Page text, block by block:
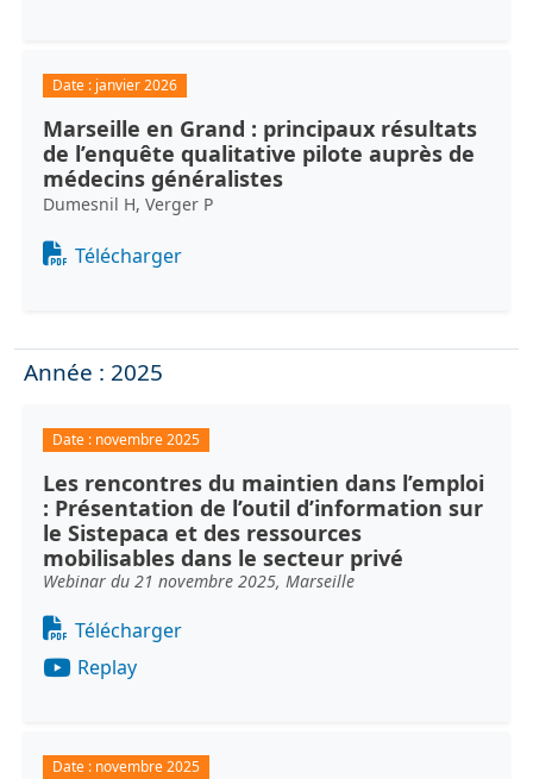
Date : janvier 2026
Marseille en Grand : principaux résultats
de l’enquête qualitative pilote auprès de
médecins généralistes
Dumesnil H, Verger P
Document
Télécharger
Année : 2025
Date : novembre 2025
Les rencontres du maintien dans l’emploi
: Présentation de l’outil d’information sur
le Sistepaca et des ressources
mobilisables dans le secteur privé
Webinar du 21 novembre 2025, Marseille
Document
Télécharger
Replay
Date : novembre 2025